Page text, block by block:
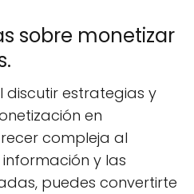
sobre monetizar
discutir estrategias y
en
compleja al
y las
puedes convertirte